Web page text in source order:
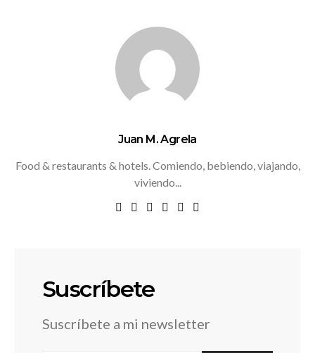
Juan M. Agrela
Food & restaurants & hotels. Comiendo, bebiendo, viajando,
viviendo...
Suscríbete
Suscríbete a mi newsletter